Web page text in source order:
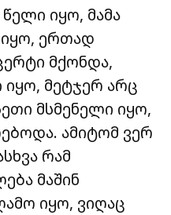
იყო, მამა
ერთად
მქონდა,
იყო, მეტჯერ არც
მსმენელი იყო,
ამიტომ ვერ
რამ
მაშინ
იყო, ვიღაც